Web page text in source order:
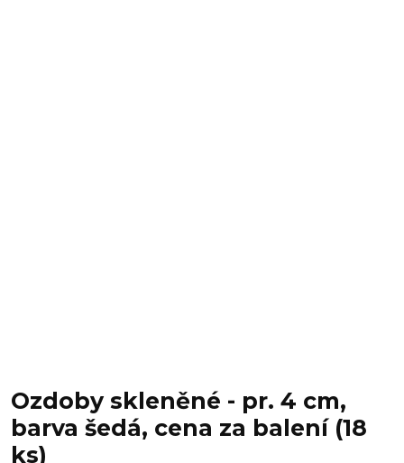
Ozdoby skleněné - pr. 4 cm,
barva šedá, cena za balení (18
ks)